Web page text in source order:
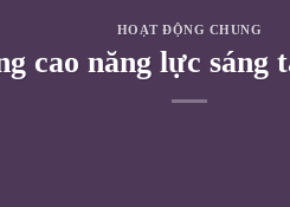
HOẠT ĐỘNG CHUNG
năng lực sáng